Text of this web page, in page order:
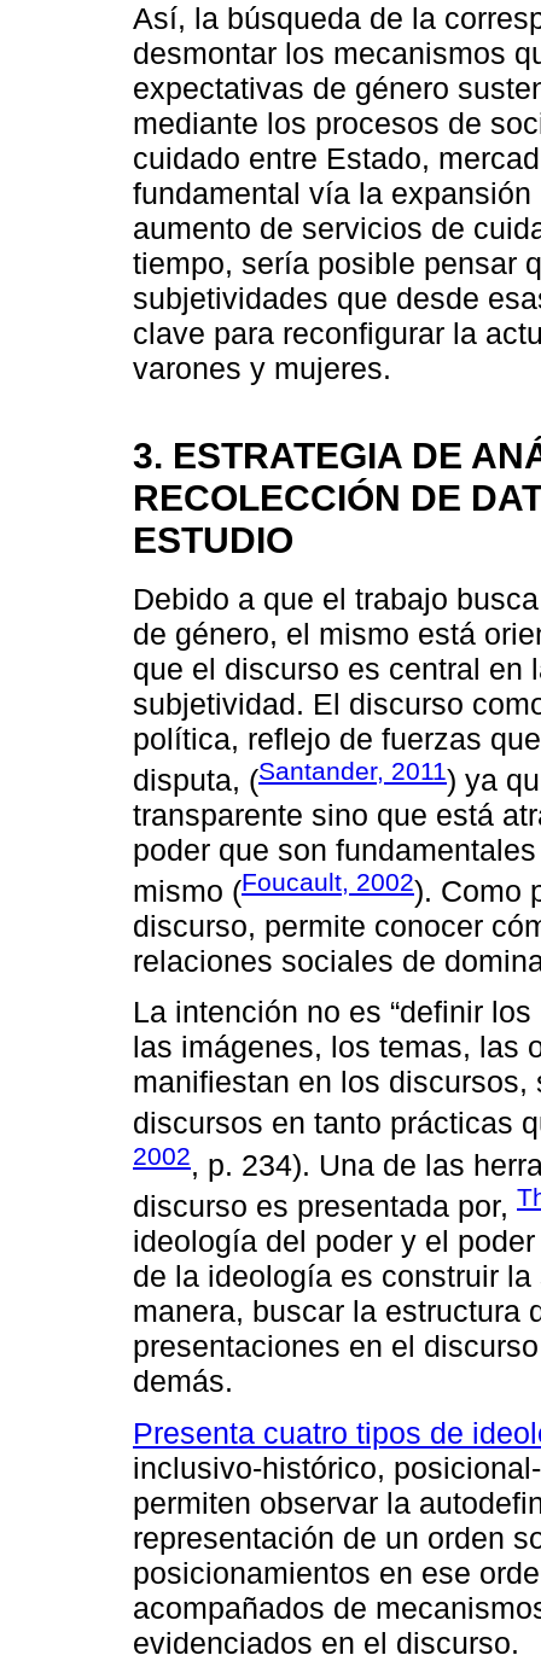
Así, la búsqueda de la
desmontar los mecanismos
expectativas de género
mediante los procesos de
cuidado entre Estado,
fundamental vía la
aumento de servicios de
tiempo, sería posible pensar
subjetividades que desde
clave para reconfigurar la
varones y mujeres.
3. ESTRATEGIA DE
RECOLECCIÓN DE
ESTUDIO
Debido a que el trabajo
de género, el mismo está
que el discurso es central en
subjetividad. El discurso
política, reflejo de fuerzas
disputa, (Santander, 2011) ya
transparente sino que está
poder que son
mismo (Foucault, 2002). Como
discurso, permite conocer
relaciones sociales de
La intención no es “definir
las imágenes, los temas, las
manifiestan en los
discursos en tanto prácticas
2002, p. 234). Una de las
discurso es presentada por,
ideología del poder y el
de la ideología es construir
manera, buscar la estructura
presentaciones en el
demás.
Presenta cuatro tipos de
inclusivo-histórico,
permiten observar la
representación de un orden
posicionamientos en ese
acompañados de
evidenciados en el discurso.